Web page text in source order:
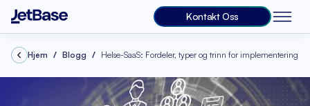
Kontakt Oss
Hjem Blogg Helse-SaaS: Fordeler, typer og trinn for implementering